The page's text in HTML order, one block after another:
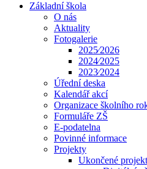
Základní škola
O nás
Aktuality
Fotogalerie
2025⁄2026
2024⁄2025
2023⁄2024
Úřední deska
Kalendář akcí
Organizace školního
Formuláře ZŠ
E-podatelna
Povinné informace
Projekty
Ukončené